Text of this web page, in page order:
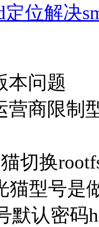
位解决
本问题
营商限制
切换
猫型号是
默认密码